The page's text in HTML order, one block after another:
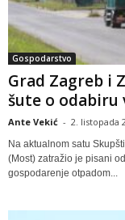
Gospodarstvo
Grad Zagreb i
šute o odabiru
Ante Vekić - 2. listopada
Na aktualnom satu
(Most) zatražio je pisani
gospodarenje otpadom...